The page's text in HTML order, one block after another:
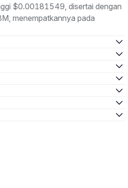
$0.00181549, disertai dengan
menempatkannya pada